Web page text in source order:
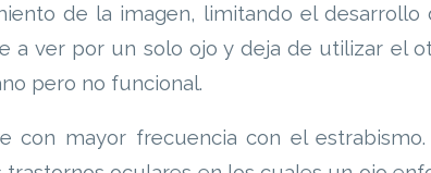
de la imagen, limitando el desarrollo
a ver por un solo ojo y deja de utilizar el
pero no funcional.
con mayor frecuencia con el estrabismo.